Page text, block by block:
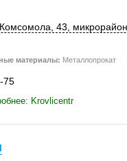
43,
материалы: Металлопрокат
75
Krovlicentr